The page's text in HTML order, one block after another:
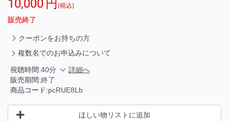
10,000 円 (税込)
販売終了
クーポンをお持ちの方
複数名でのお申込みについて
視聴時間:40分
詳細へ
販売期間:終了
商品コード:pcRUE8Lb
ほしい物リストに追加